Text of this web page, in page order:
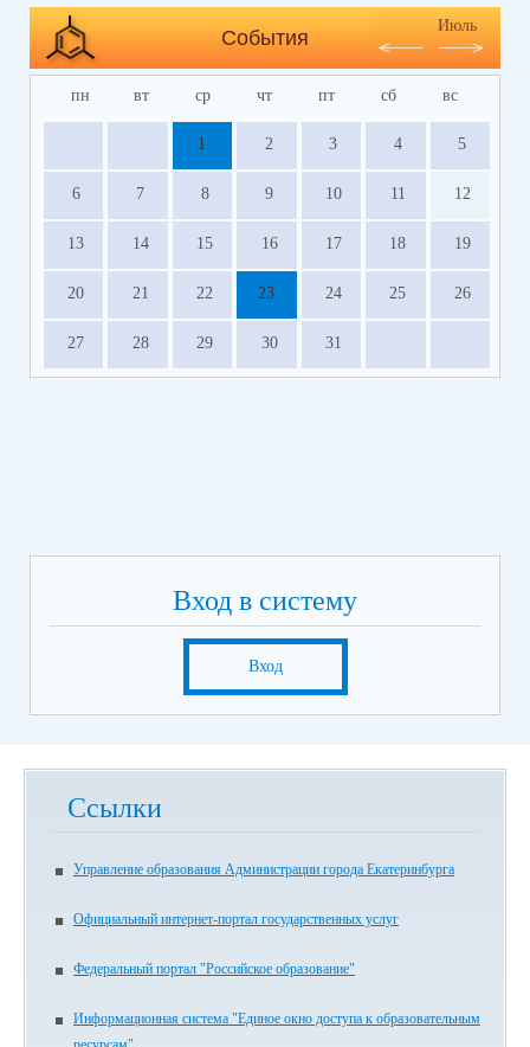
События
Июль
пн вт ср чт пт сб вс
1 2 3 4 5
6 7 8 9 10 11 12
13 14 15 16 17 18 19
20 21 22 23 24 25 26
27 28 29 30 31
Вход в систему
Вход
Ссылки
Управление образования Администрации города Екатеринбурга
Официальный интернет-портал государственных услуг
Федеральный портал "Российское образование"
Информационная система "Единое окно доступа к образовательным